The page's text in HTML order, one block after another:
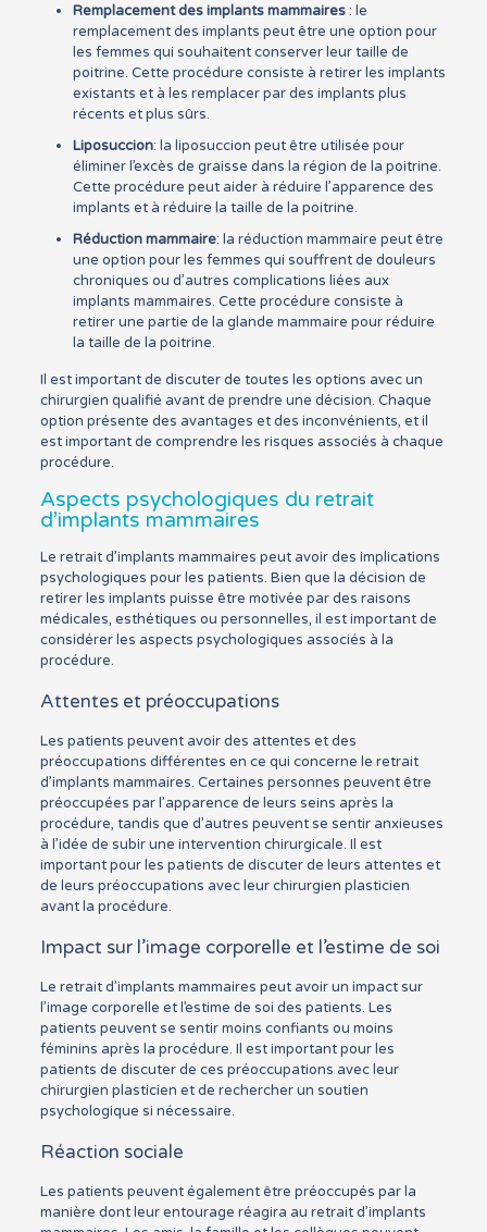
Remplacement des implants mammaires : le
remplacement des implants peut être une option pour
les femmes qui souhaitent conserver leur taille de
poitrine. Cette procédure consiste à retirer les implants
existants et à les remplacer par des implants plus
récents et plus sûrs.
Liposuccion: la liposuccion peut être utilisée pour
éliminer l’excès de graisse dans la région de la poitrine.
Cette procédure peut aider à réduire l’apparence des
implants et à réduire la taille de la poitrine.
Réduction mammaire: la réduction mammaire peut être
une option pour les femmes qui souffrent de douleurs
chroniques ou d’autres complications liées aux
implants mammaires. Cette procédure consiste à
retirer une partie de la glande mammaire pour réduire
la taille de la poitrine.
Il est important de discuter de toutes les options avec un
chirurgien qualifié avant de prendre une décision. Chaque
option présente des avantages et des inconvénients, et il
est important de comprendre les risques associés à chaque
procédure.
Aspects psychologiques du retrait
d’implants mammaires
Le retrait d’implants mammaires peut avoir des implications
psychologiques pour les patients. Bien que la décision de
retirer les implants puisse être motivée par des raisons
médicales, esthétiques ou personnelles, il est important de
considérer les aspects psychologiques associés à la
procédure.
Attentes et préoccupations
Les patients peuvent avoir des attentes et des
préoccupations différentes en ce qui concerne le retrait
d’implants mammaires. Certaines personnes peuvent être
préoccupées par l’apparence de leurs seins après la
procédure, tandis que d’autres peuvent se sentir anxieuses
à l’idée de subir une intervention chirurgicale. Il est
important pour les patients de discuter de leurs attentes et
de leurs préoccupations avec leur chirurgien plasticien
avant la procédure.
Impact sur l’image corporelle et l’estime de soi
Le retrait d’implants mammaires peut avoir un impact sur
l’image corporelle et l’estime de soi des patients. Les
patients peuvent se sentir moins confiants ou moins
féminins après la procédure. Il est important pour les
patients de discuter de ces préoccupations avec leur
chirurgien plasticien et de rechercher un soutien
psychologique si nécessaire.
Réaction sociale
Les patients peuvent également être préoccupés par la
manière dont leur entourage réagira au retrait d’implants